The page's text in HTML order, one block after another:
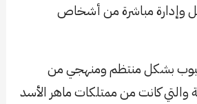
بل وإدارة مباشرة من أشخاص
بشكل منتظم ومنهجي من
والتي كانت من ممتلكات ماهر الأسد